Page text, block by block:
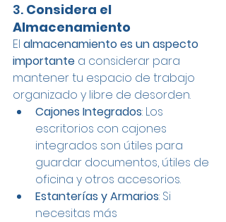
3. Considera el
Almacenamiento
El almacenamiento es un aspecto
importante a considerar para
mantener tu espacio de trabajo
organizado y libre de desorden.
Cajones Integrados: Los
escritorios con cajones
integrados son útiles para
guardar documentos, útiles de
oficina y otros accesorios.
Estanterías y Armarios: Si
necesitas más